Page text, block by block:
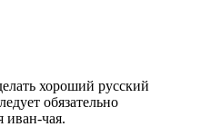
хороший русский
обязательно
иван-чая.